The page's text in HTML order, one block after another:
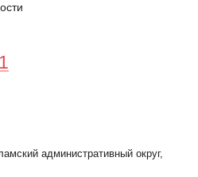
административный округ,